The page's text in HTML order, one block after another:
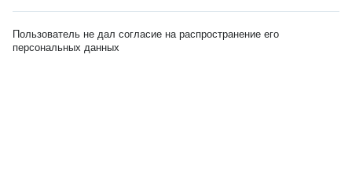
Пользователь не дал согласие на распространение его
персональных данных